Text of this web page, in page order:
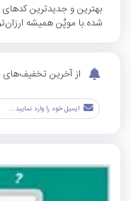
بهترین و جدید‌ترین
شده.با موپُن همیشه
از آخرین تخفیف‌های